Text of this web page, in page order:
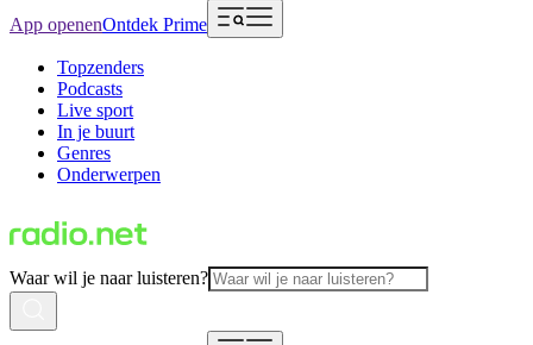
App openenOntdek Prime
Topzenders
Podcasts
Live sport
In je buurt
Genres
Onderwerpen
Waar wil je naar luisteren?